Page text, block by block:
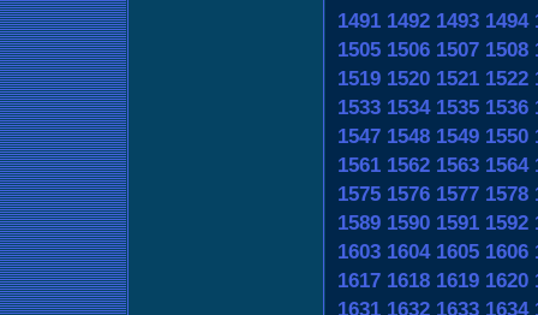
1491 1492 1493 1494
1505 1506 1507 1508
1519 1520 1521 1522
1533 1534 1535 1536
1547 1548 1549 1550
1561 1562 1563 1564
1575 1576 1577 1578
1589 1590 1591 1592
1603 1604 1605 1606
1617 1618 1619 1620
1631 1632 1633 1634